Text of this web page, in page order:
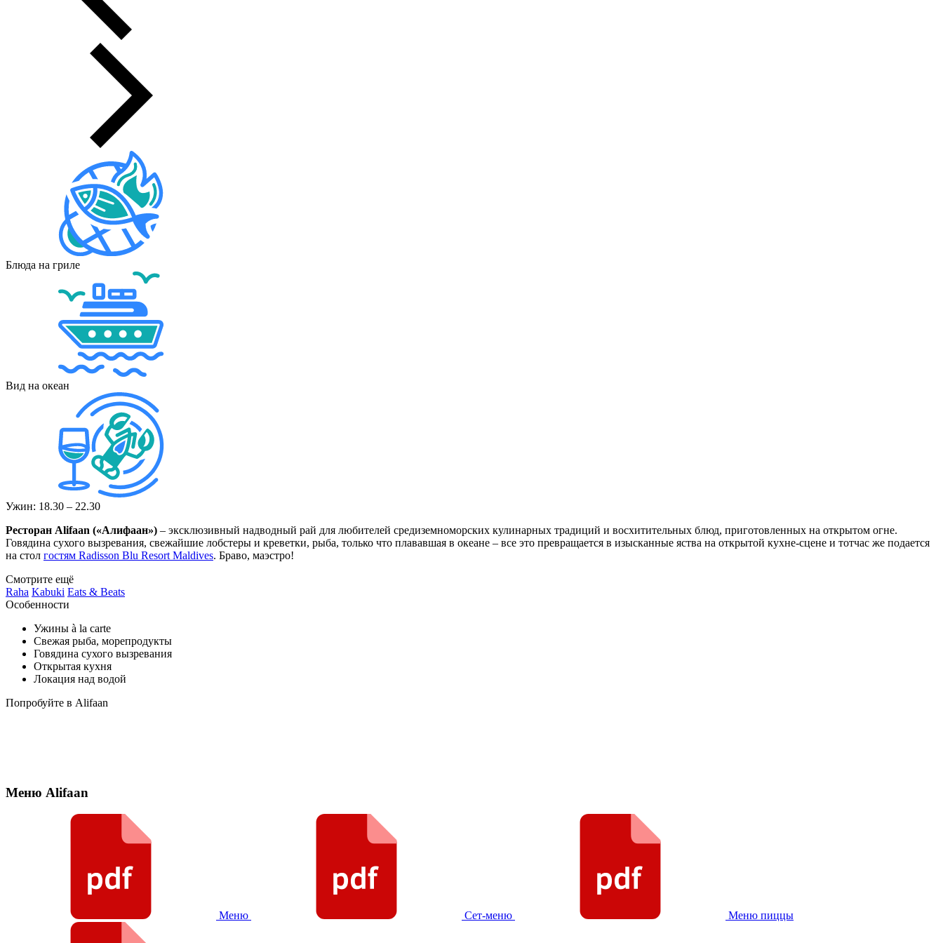
Блюда на гриле
Вид на океан
Ужин: 18.30 – 22.30
Ресторан Alifaan («Алифаан») – эксклюзивный надводный рай для любителей средиземноморских кулинарных традиций и восхитительных блюд, приготовленных на открытом огне.
Говядина сухого вызревания, свежайшие лобстеры и креветки, рыба, только что плававшая в океане – все это превращается в изысканные яства на открытой кухне-сцене и тотчас же подается
на стол гостям Radisson Blu Resort Maldives. Браво, маэстро!
Смотрите ещё
Raha Kabuki Eats & Beats
Особенности
Ужины à la carte
Свежая рыба, морепродукты
Говядина сухого вызревания
Открытая кухня
Локация над водой
Попробуйте в Alifaan
Меню Alifaan
Меню Сет-меню Меню пиццы